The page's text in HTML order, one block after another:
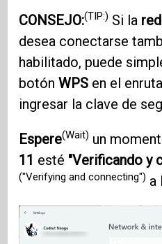
CONSEJO:(TIP:) Si la
desea conectarse
habilitado, puede
botónWPS en el
ingresar la clave de
Espere(Wait) un
11 esté "Verificando y
("Verifying and connecting") a